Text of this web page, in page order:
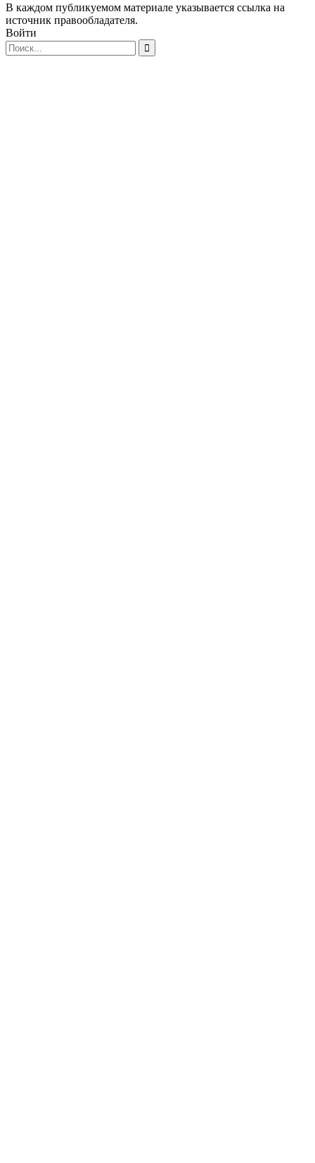
В каждом публикуемом материале указывается ссылка на
источник правообладателя.
Войти